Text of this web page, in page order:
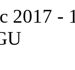
2017 -